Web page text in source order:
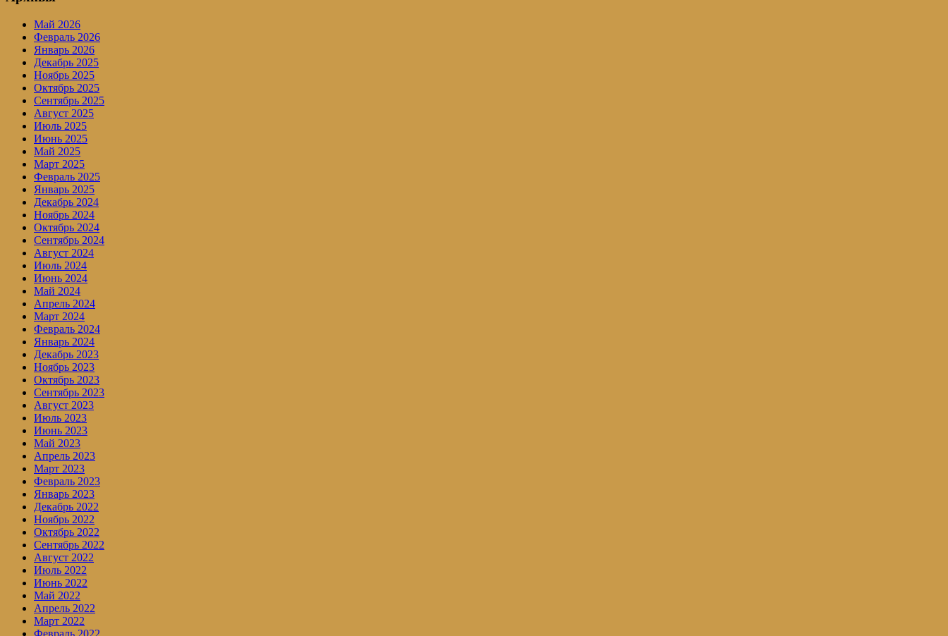
Май 2026
Февраль 2026
Январь 2026
Декабрь 2025
Ноябрь 2025
Октябрь 2025
Сентябрь 2025
Август 2025
Июль 2025
Июнь 2025
Май 2025
Март 2025
Февраль 2025
Январь 2025
Декабрь 2024
Ноябрь 2024
Октябрь 2024
Сентябрь 2024
Август 2024
Июль 2024
Июнь 2024
Май 2024
Апрель 2024
Март 2024
Февраль 2024
Январь 2024
Декабрь 2023
Ноябрь 2023
Октябрь 2023
Сентябрь 2023
Август 2023
Июль 2023
Июнь 2023
Май 2023
Апрель 2023
Март 2023
Февраль 2023
Январь 2023
Декабрь 2022
Ноябрь 2022
Октябрь 2022
Сентябрь 2022
Август 2022
Июль 2022
Июнь 2022
Май 2022
Апрель 2022
Март 2022
Февраль 2022